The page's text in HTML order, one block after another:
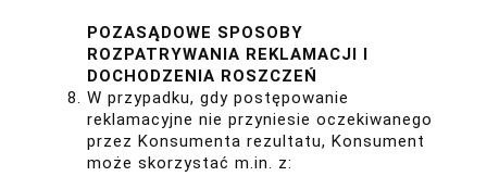
POZASĄDOWE SPOSOBY
ROZPATRYWANIA REKLAMACJI I
DOCHODZENIA ROSZCZEŃ
W przypadku, gdy postępowanie
reklamacyjne nie przyniesie oczekiwanego
przez Konsumenta rezultatu, Konsument
może skorzystać m.in. z: